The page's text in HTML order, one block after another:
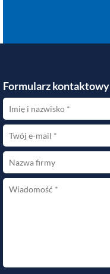
Formularz kontaktowy